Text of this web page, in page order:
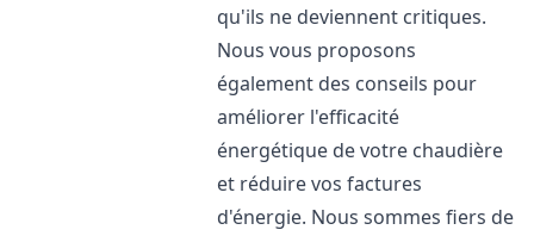
qu'ils ne deviennent critiques.
Nous vous proposons
également des conseils pour
améliorer l'efficacité
énergétique de votre chaudière
et réduire vos factures
d'énergie. Nous sommes fiers de